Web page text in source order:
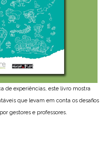
de experiências, este livro mostra
que levam em conta os desafios
gestores e professores.